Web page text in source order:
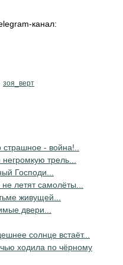
канал:
зоя_верт
- война!..
трель...
Господи...
летят самолёты...
живущей...
двери...
солнце встаёт...
ходила по чёрному